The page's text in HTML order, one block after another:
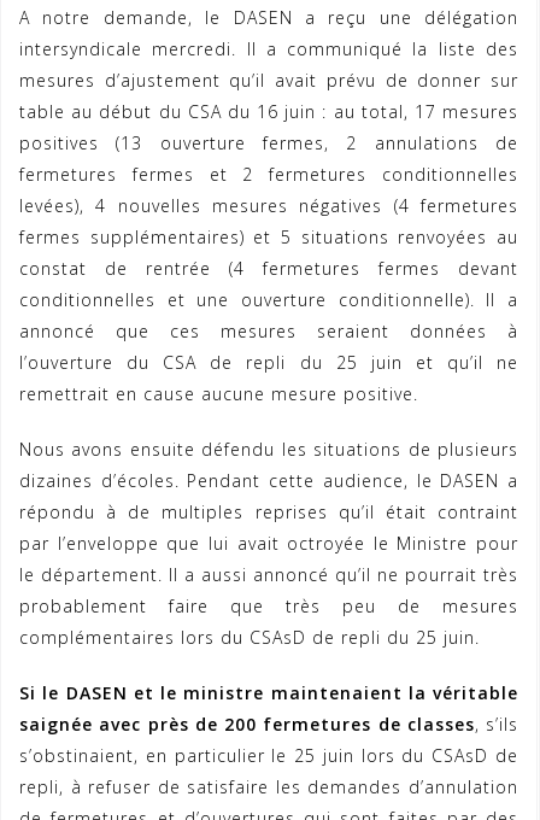
A notre demande, le DASEN a reçu une délégation
intersyndicale mercredi. Il a communiqué la liste des
mesures d’ajustement qu’il avait prévu de donner sur
table au début du CSA du 16 juin : au total, 17 mesures
positives (13 ouverture fermes, 2 annulations de
fermetures fermes et 2 fermetures conditionnelles
levées), 4 nouvelles mesures négatives (4 fermetures
fermes supplémentaires) et 5 situations renvoyées au
constat de rentrée (4 fermetures fermes devant
conditionnelles et une ouverture conditionnelle). Il a
annoncé que ces mesures seraient données à
l’ouverture du CSA de repli du 25 juin et qu’il ne
remettrait en cause aucune mesure positive.
Nous avons ensuite défendu les situations de plusieurs
dizaines d’écoles. Pendant cette audience, le DASEN a
répondu à de multiples reprises qu’il était contraint
par l’enveloppe que lui avait octroyée le Ministre pour
le département. Il a aussi annoncé qu’il ne pourrait très
probablement faire que très peu de mesures
complémentaires lors du CSAsD de repli du 25 juin.
Si le DASEN et le ministre maintenaient la véritable
saignée avec près de 200 fermetures de classes, s’ils
s’obstinaient, en particulier le 25 juin lors du CSAsD de
repli, à refuser de satisfaire les demandes d’annulation